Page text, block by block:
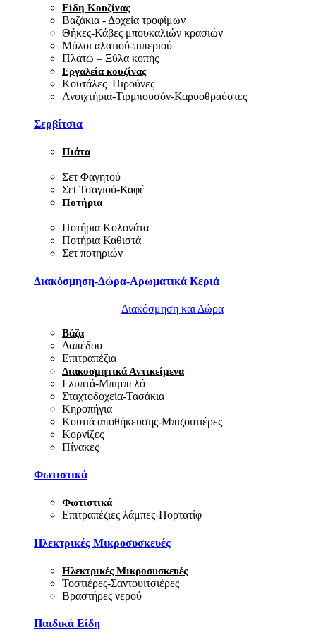
Είδη Κουζίνας
Βαζάκια - Δοχεία τροφίμων
Θήκες-Κάβες μπουκαλιών κρασιών
Μύλοι αλατιού-πιπεριού
Πλατώ – Ξύλα κοπής
Εργαλεία κουζίνας
Κουτάλες–Πιρούνες
Ανοιχτήρια-Τιρμπουσόν-Καρυοθραύστες
Σερβίτσια
Πιάτα
Σετ Φαγητού
Σεt Τσαγιού-Καφέ
Ποτήρια
Ποτήρια Κολονάτα
Ποτήρια Καθιστά
Σετ ποτηριών
Διακόσμηση-Δώρα-Αρωματικά Κεριά
Διακόσμηση και Δώρα
Βάζα
Δαπέδου
Επιτραπέζια
Διακοσμητικά Αντικείμενα
Γλυπτά-Μπιμπελό
Σταχτοδοχεία-Τασάκια
Κηροπήγια
Κουτιά αποθήκευσης-Μπιζουτιέρες
Κορνίζες
Πίνακες
Φωτιστικά
Φωτιστικά
Επιτραπέζιες λάμπες-Πορτατίφ
Ηλεκτρικές Μικροσυσκευές
Ηλεκτρικές Μικροσυσκευές
Τοστιέρες-Σαντουιτσιέρες
Βραστήρες νερού
Παιδικά Είδη